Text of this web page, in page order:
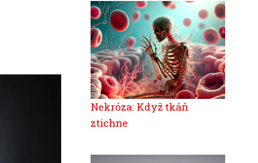
Nekróza: Když tkáň
ztichne